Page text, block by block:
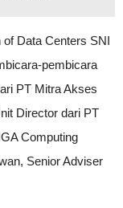
Data Centers SNI
pembicara
PT Mitra Akses
Director dari PT
Computing
Senior Adviser